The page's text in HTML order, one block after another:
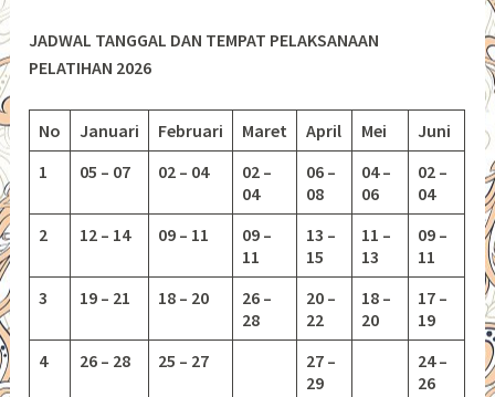
JADWAL TANGGAL DAN TEMPAT PELAKSANAAN
PELATIHAN 2026
No Januari Februari Maret April Mei
Juni
1
05 – 07 02 – 04
02 –
04
06 –
08
04 –
06
02 –
04
2
12 – 14 09 – 11
09 –
11
13 –
15
11 –
13
09 –
11
3
19 – 21 18 – 20
26 –
28
20 –
22
18 –
20
17 –
19
4
26 – 28 25 – 27
27 –
29
24 –
26